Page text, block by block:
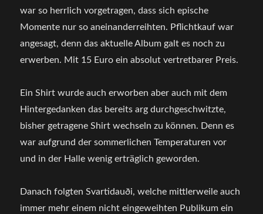
war so herrlich vorgetragen, dass sich epische
Momente nur so aneinanderreihten. Pflichtkauf war
angesagt, denn das aktuelle Album galt es noch zu
erwerben. Mit 15 Euro ein absolut vertretbarer Preis.
Ein Shirt wurde auch erworben aber auch mit dem
Hintergedanken das bereits arg durchgeschwitzte,
bisher getragene Shirt wechseln zu können. Denn es
war aufgrund der sommerlichen Temperaturen vor
und in der Halle wenig erträglich geworden.
Danach folgten Svartidauði, welche mittlerweile auch
immer mehr einem nicht eingeweihten Publikum ein